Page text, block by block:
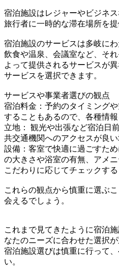
宿泊施設はレジャーやビジネ
旅行者に一時的な滞在場所を提
宿泊施設のサービスは多岐に
飲食や温泉、会議室など、そ
よって提供されるサービスが
サービスを選択できます。
サービスや事業者選びの観点
宿泊料金：予約のタイミング
することもあるので、各種情
立地： 観光や出張など宿泊日
共交通機関へのアクセスが良
設備：客室で快適に過ごすた
の大きさや浴室の有無、アメ
こだわりに応じてチェックする
これらの観点から慎重に選ぶ
会えるでしょう。
これまで見てきたように宿泊
なたのニーズに合わせた選択が
宿泊施設選びは慎重に行って
い。